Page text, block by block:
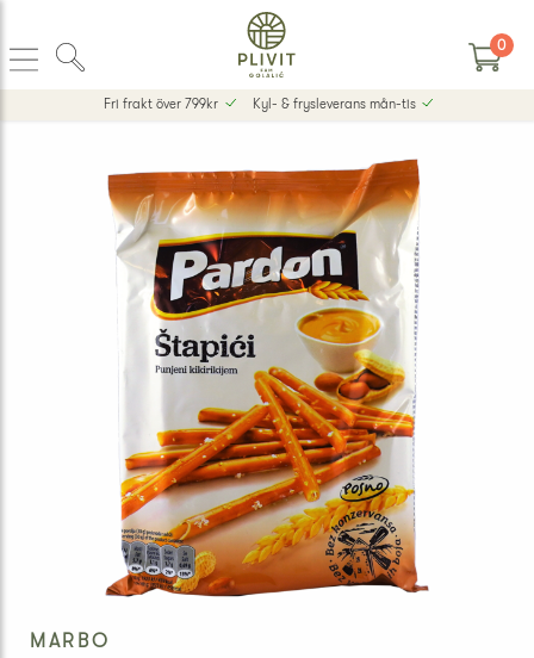
0
Fri frakt över 799kr Kyl- & frysleverans mån-tis
MARBO